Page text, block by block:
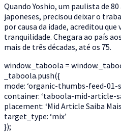
Quando Yoshio, um paulista de
japoneses, precisou deixar o
por causa da idade, acreditou
tranquilidade. Chegara ao país
mais de três décadas, até os 75.
window._taboola =
_taboola.push({
mode: ‘organic-thumbs-feed-01-
container: ‘taboola-mid-article-
placement: ‘Mid Article Saiba
target_type: ‘mix’
});